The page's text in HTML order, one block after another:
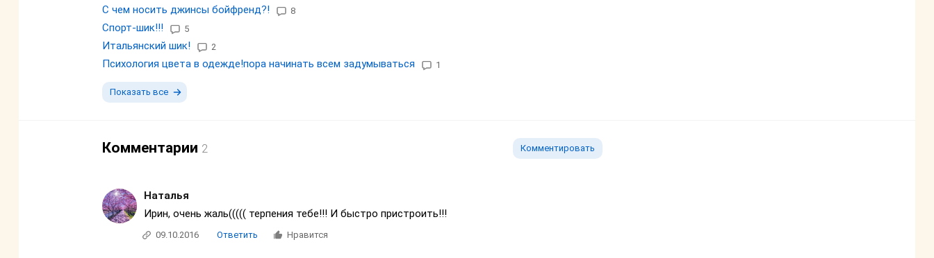
С чем носить джинсы бойфренд?! 8
Спорт-шик!!! 5
Итальянский шик! 2
Психология цвета в одежде!пора начинать всем задумываться 1
Показать все
Комментарии 2 Комментировать
Наталья
Ирин, очень жаль((((( терпения тебе!!! И быстро пристроить!!!
09.10.2016 Ответить Нравится